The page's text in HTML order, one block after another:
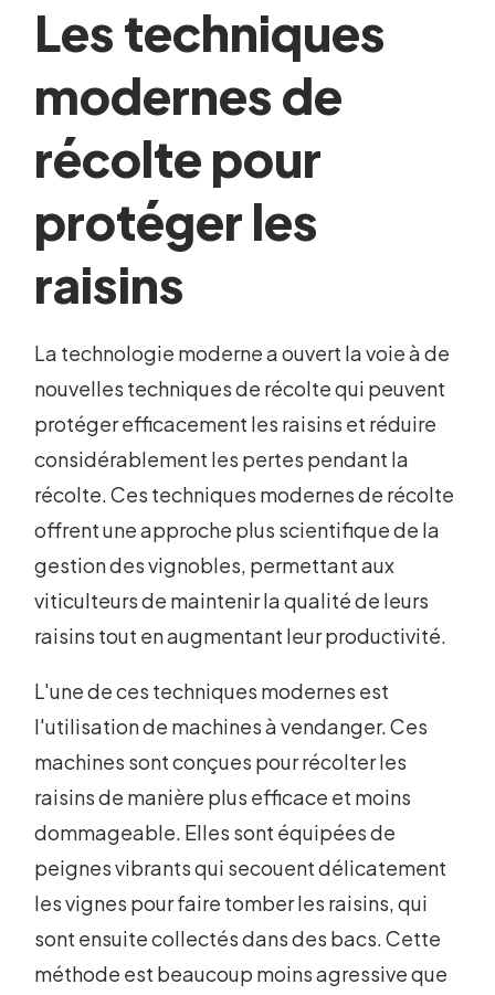
Les techniques
modernes de
récolte pour
protéger les
raisins
La technologie moderne a ouvert la voie à de
nouvelles techniques de récolte qui peuvent
protéger efficacement les raisins et réduire
considérablement les pertes pendant la
récolte. Ces techniques modernes de récolte
offrent une approche plus scientifique de la
gestion des vignobles, permettant aux
viticulteurs de maintenir la qualité de leurs
raisins tout en augmentant leur productivité.
L'une de ces techniques modernes est
l'utilisation de machines à vendanger. Ces
machines sont conçues pour récolter les
raisins de manière plus efficace et moins
dommageable. Elles sont équipées de
peignes vibrants qui secouent délicatement
les vignes pour faire tomber les raisins, qui
sont ensuite collectés dans des bacs. Cette
méthode est beaucoup moins agressive que